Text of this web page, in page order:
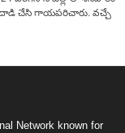
దాడి చేసి గాయ‌ప‌రిచారు. వ‌చ్చే
Network known for